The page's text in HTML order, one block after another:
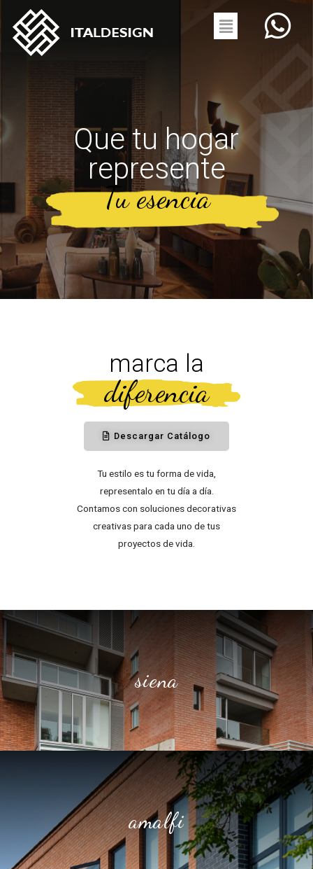
Que tu hogar
represente
Tu esencia
marca la
diferencia
Descargar Catálogo
Tu estilo es tu forma de vida,
representalo en tu día a día.
Contamos con soluciones decorativas
creativas para cada uno de tus
proyectos de vida.
siena
amalfi